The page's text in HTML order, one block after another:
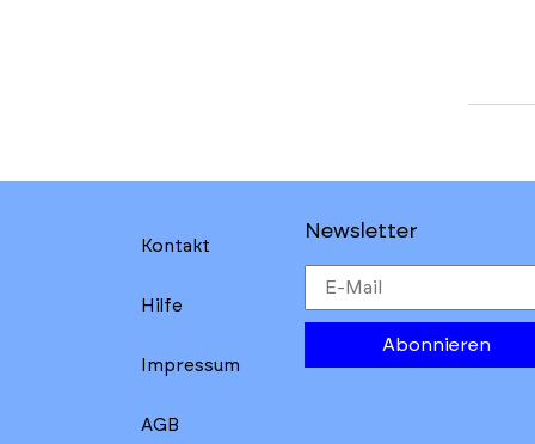
Kontakt
Hilfe
Impressum
AGB
Newsletter
Abonnieren